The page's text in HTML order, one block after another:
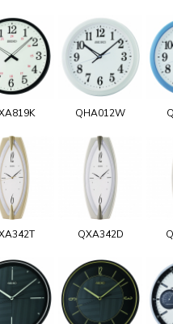
QHA012W
QXA342D